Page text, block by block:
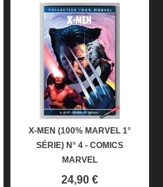
X-MEN (100% MARVEL 1°
SÉRIE) N° 4 - COMICS
MARVEL
Prix
24,90 €